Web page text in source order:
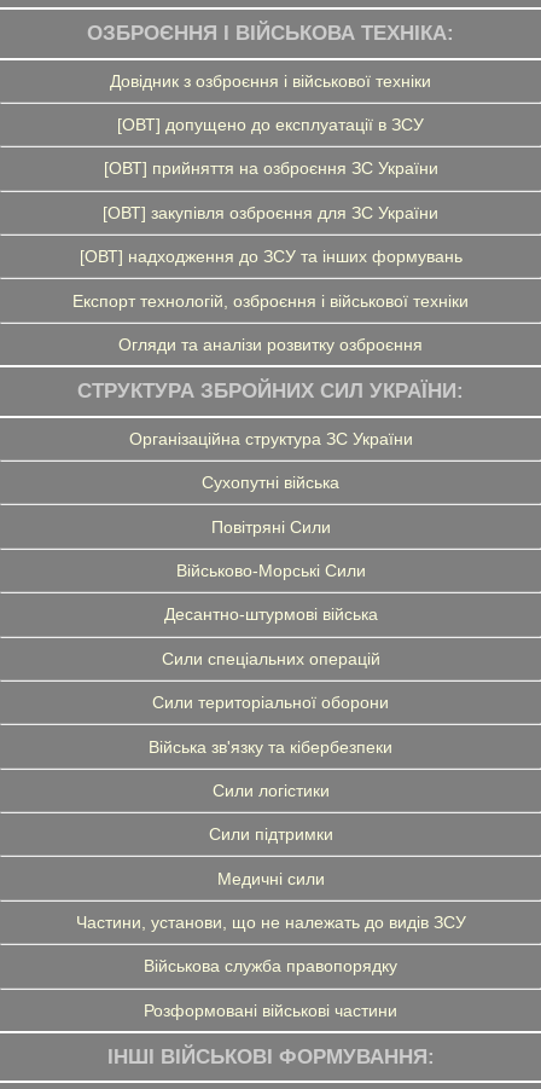
ОЗБРОЄННЯ І ВІЙСЬКОВА ТЕХНІКА:
Довідник з озброєння і військової техніки
[ОВТ] допущено до експлуатації в ЗСУ
[ОВТ] прийняття на озброєння ЗС України
[ОВТ] закупівля озброєння для ЗС України
[ОВТ] надходження до ЗСУ та інших формувань
Експорт технологій, озброєння і військової техніки
Огляди та аналізи розвитку озброєння
СТРУКТУРА ЗБРОЙНИХ СИЛ УКРАЇНИ:
Організаційна структура ЗС України
Сухопутні війська
Повітряні Сили
Військово-Морські Сили
Десантно-штурмові війська
Сили спеціальних операцій
Сили територіальної оборони
Війська зв'язку та кібербезпеки
Сили логістики
Сили підтримки
Медичні сили
Частини, установи, що не належать до видів ЗСУ
Військова служба правопорядку
Розформовані військові частини
ІНШІ ВІЙСЬКОВІ ФОРМУВАННЯ: